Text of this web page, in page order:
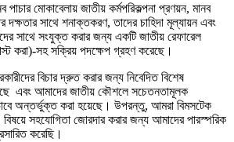
পাচার মোকাবেলায় জাতীয় কর্মপরিকল্পনা প্রণয়ন, মানব
দক্ষতার সাথে শনাক্তকরণ, তাদের চাহিদা মূল্যায়ন এবং
সাথে সংযুক্ত করার জন্য একটি জাতীয় রেফারেল
করা)-সহ সক্রিয় পদক্ষেপ গ্রহণ করেছে।
বিচার দ্রুত করার জন্য নিবেদিত বিশেষ
এবং আমাদের জাতীয় কৌশলে সচেতনতামূলক
অন্তর্ভুক্ত করা হয়েছে। উপরন্তু, আমরা বিমসটেক
সহযোগিতা জোরদার করার জন্য আমাদের পারস্পরিক
করেছি।